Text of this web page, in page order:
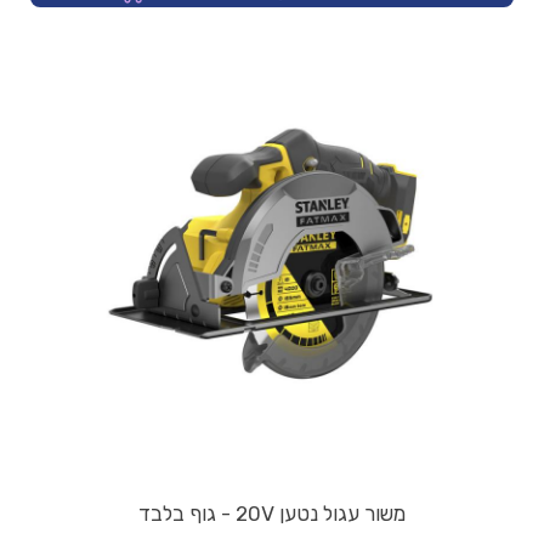
משור עגול נטען 20V - גוף בלבד